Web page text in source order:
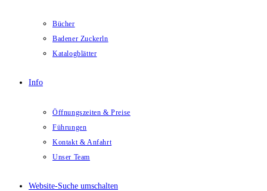
Bücher
Badener Zuckerln
Katalogblätter
Info
Öffnungszeiten & Preise
Führungen
Kontakt & Anfahrt
Unser Team
Website-Suche umschalten